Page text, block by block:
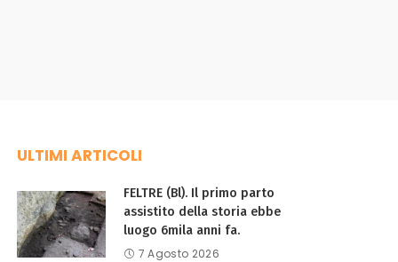
ULTIMI ARTICOLI
FELTRE (Bl). Il primo parto
assistito della storia ebbe
luogo 6mila anni fa.
7 Agosto 2026